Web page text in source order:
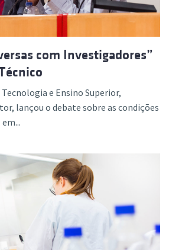
com Investigadores”
e Ensino Superior,
lançou o debate sobre as condições